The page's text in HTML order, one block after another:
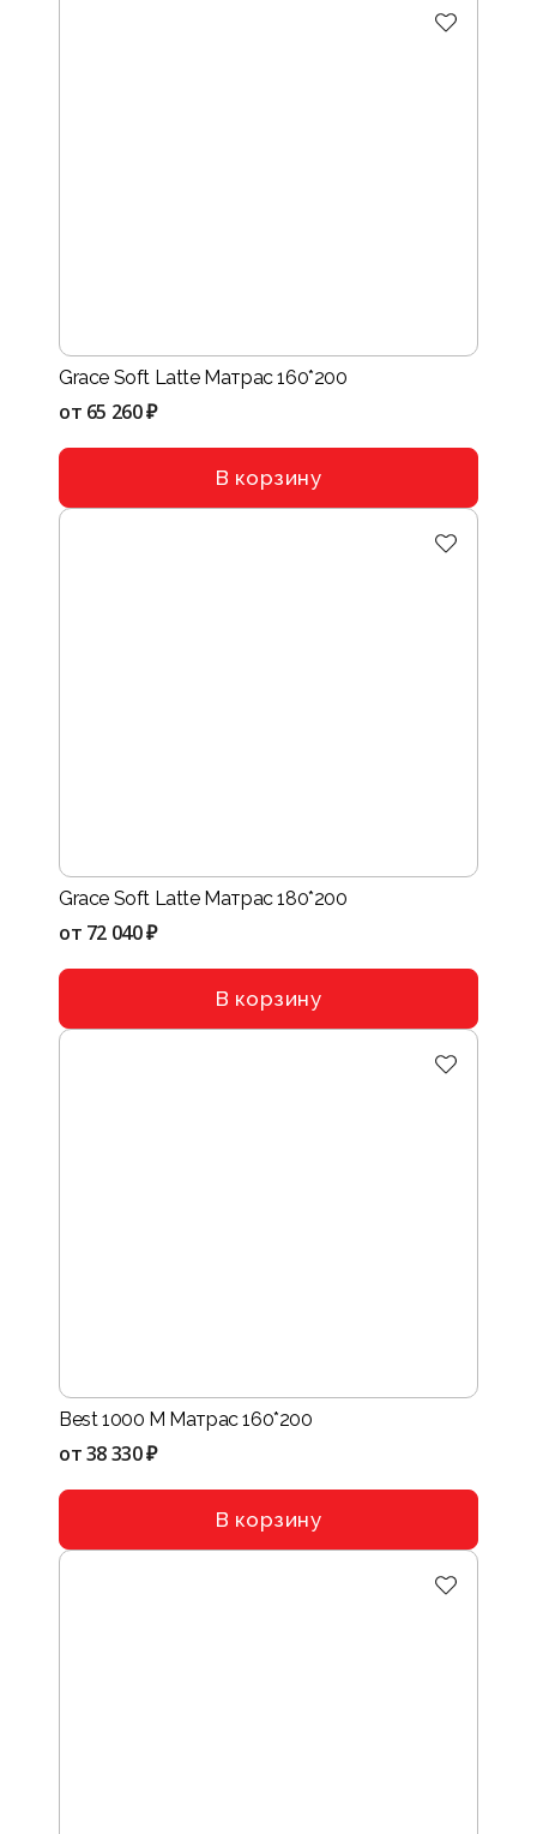
Grace Soft Latte Матрас 160*200
от 65 260 ₽
В корзину
Grace Soft Latte Матрас 180*200
от 72 040 ₽
В корзину
Best 1000 M Матрас 160*200
от38 330 ₽
В корзину